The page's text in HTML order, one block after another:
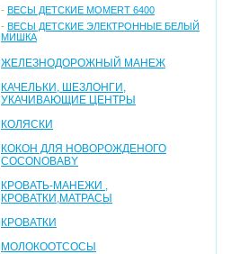
- ВЕСЫ ДЕТСКИЕ MOMERT 6400
- ВЕСЫ ДЕТСКИЕ ЭЛЕКТРОННЫЕ БЕЛЫЙ
МИШКА
ЖЕЛЕЗНОДОРОЖНЫЙ МАНЕЖ
КАЧЕЛЬКИ, ШЕЗЛОНГИ,
УКАЧИВАЮЩИЕ ЦЕНТРЫ
КОЛЯСКИ
КОКОН ДЛЯ НОВОРОЖДЕНОГО
COCONOBABY
КРОВАТЬ-МАНЕЖИ ,
КРОВАТКИ,МАТРАСЫ
КРОВАТКИ
МОЛОКООТСОСЫ